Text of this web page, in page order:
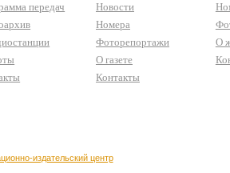
передач
Новости
Номера
Фоторепортажи
О газете
Контакты
О
издательский центр